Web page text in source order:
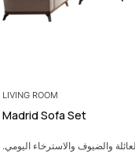
COFFEE TABLES
Lexy Coffee Table
تجمع غرفة الجلوس بشكل عملي.